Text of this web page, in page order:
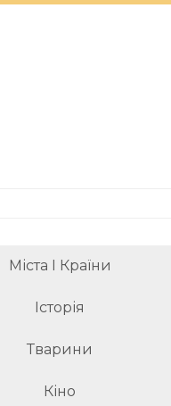
Міста І Країни
Історія
Тварини
Кіно